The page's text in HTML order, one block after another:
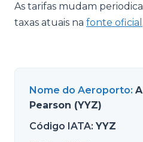
As tarifas mudam
taxas atuais na fonte oficial
Nome do Aeroporto:
Pearson (YYZ)
Código IATA: YYZ